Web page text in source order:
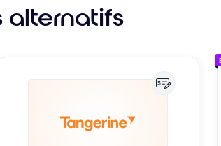
alternatifs